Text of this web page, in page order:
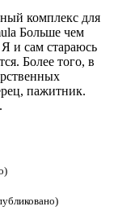
комплекс для
Больше чем
и сам стараюсь
Более того, в
пажитник.